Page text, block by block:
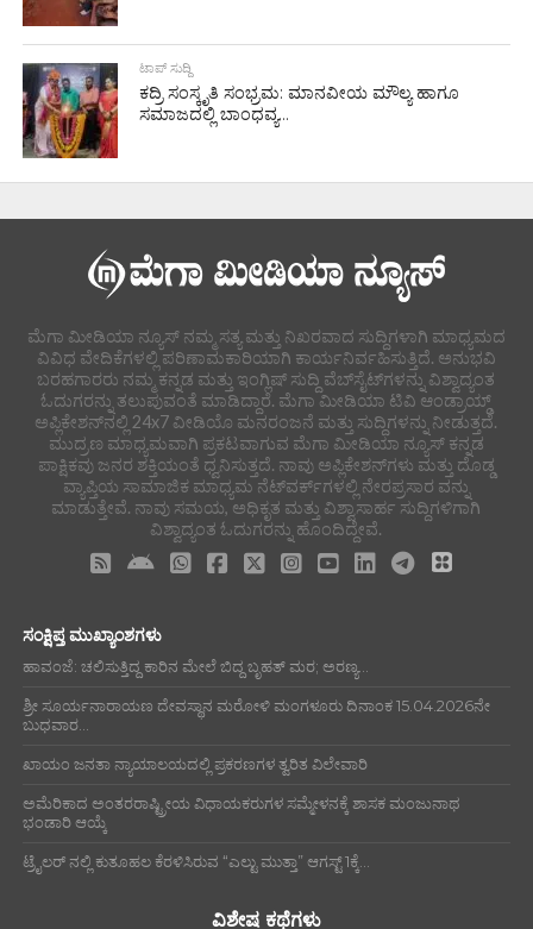
ಟಾಪ್ ಸುದ್ದಿ
ಕದ್ರಿ ಸಂಸ್ಕೃತಿ ಸಂಭ್ರಮ: ಮಾನವೀಯ ಮೌಲ್ಯ ಹಾಗೂ
ಸಮಾಜದಲ್ಲಿ ಬಾಂಧವ್ಯ...
ಮೆಗಾ ಮೀಡಿಯಾ ನ್ಯೂಸ್ ನಮ್ಮ ಸತ್ಯ ಮತ್ತು ನಿಖರವಾದ ಸುದ್ದಿಗಳಾಗಿ ಮಾಧ್ಯಮದ
ವಿವಿಧ ವೇದಿಕೆಗಳಲ್ಲಿ ಪರಿಣಾಮಕಾರಿಯಾಗಿ ಕಾರ್ಯನಿರ್ವಹಿಸುತ್ತಿದೆ. ಅನುಭವಿ
ಬರಹಗಾರರು ನಮ್ಮ ಕನ್ನಡ ಮತ್ತು ಇಂಗ್ಲಿಷ್ ಸುದ್ದಿ ವೆಬ್‌ಸೈಟ್‌ಗಳನ್ನು ವಿಶ್ವಾದ್ಯಂತ
ಓದುಗರನ್ನು ತಲುಪುವಂತೆ ಮಾಡಿದ್ದಾರೆ. ಮೆಗಾ ಮೀಡಿಯಾ ಟಿವಿ ಆಂಡ್ರಾಯ್ಡ್
ಅಪ್ಲಿಕೇಶನ್‌ನಲ್ಲಿ 24x7 ವೀಡಿಯೊ ಮನರಂಜನೆ ಮತ್ತು ಸುದ್ದಿಗಳನ್ನು ನೀಡುತ್ತದೆ.
ಮುದ್ರಣ ಮಾಧ್ಯಮವಾಗಿ ಪ್ರಕಟವಾಗುವ ಮೆಗಾ ಮೀಡಿಯಾ ನ್ಯೂಸ್ ಕನ್ನಡ
ಪಾಕ್ಷಿಕವು ಜನರ ಶಕ್ತಿಯಂತೆ ಧ್ವನಿಸುತ್ತದೆ. ನಾವು ಅಪ್ಲಿಕೇಶನ್‌ಗಳು ಮತ್ತು ದೊಡ್ಡ
ವ್ಯಾಪ್ತಿಯ ಸಾಮಾಜಿಕ ಮಾಧ್ಯಮ ನೆಟ್‌ವರ್ಕ್‌ಗಳಲ್ಲಿ ನೇರಪ್ರಸಾರ ವನ್ನು
ಮಾಡುತ್ತೇವೆ. ನಾವು ಸಮಯ, ಅಧಿಕೃತ ಮತ್ತು ವಿಶ್ವಾಸಾರ್ಹ ಸುದ್ದಿಗಳಿಗಾಗಿ
ವಿಶ್ವಾದ್ಯಂತ ಓದುಗರನ್ನು ಹೊಂದಿದ್ದೇವೆ.
ಸಂಕ್ಷಿಪ್ತ ಮುಖ್ಯಾಂಶಗಳು
ಹಾವಂಜೆ: ಚಲಿಸುತ್ತಿದ್ದ ಕಾರಿನ ಮೇಲೆ ಬಿದ್ದ ಬೃಹತ್ ಮರ; ಅರಣ್ಯ...
ಶ್ರೀ ಸೂರ್ಯನಾರಾಯಣ ದೇವಸ್ಥಾನ ಮರೋಳಿ ಮಂಗಳೂರು ದಿನಾಂಕ 15.04.2026ನೇ
ಬುಧವಾರ...
ಖಾಯಂ ಜನತಾ ನ್ಯಾಯಾಲಯದಲ್ಲಿ ಪ್ರಕರಣಗಳ ತ್ವರಿತ ವಿಲೇವಾರಿ
ಅಮೆರಿಕಾದ ಅಂತರರಾಷ್ಟ್ರೀಯ ವಿಧಾಯಕರುಗಳ ಸಮ್ಮೇಳನಕ್ಕೆ ಶಾಸಕ ಮಂಜುನಾಥ
ಭಂಡಾರಿ ಆಯ್ಕೆ
ಟ್ರೈಲರ್ ನಲ್ಲಿ ಕುತೂಹಲ ಕೆರಳಿಸಿರುವ “ಎಲ್ಟು ಮುತ್ತಾ” ಆಗಸ್ಟ್ 1ಕ್ಕೆ...
ವಿಶೇಷ ಕಥೆಗಳು